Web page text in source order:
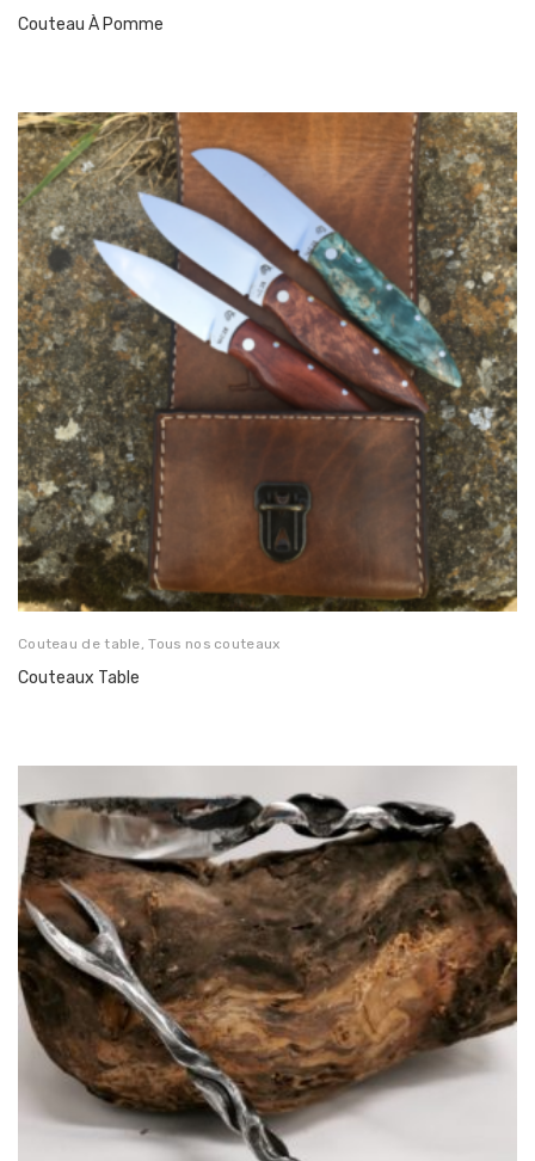
Couteau À Pomme
Couteau de table ,Tous nos couteaux
Couteaux Table